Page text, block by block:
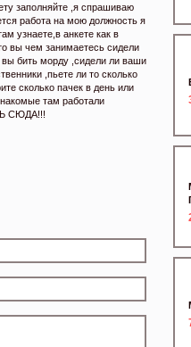
заполняйте ,я спрашиваю
работа на мою должность я
узнаете,в анкете как в
вы чем занимаетесь сидели
вы бить морду ,сидели ли ваши
,пьете ли то сколько
сколько пачек в день или
там работали
СЮДА!!!